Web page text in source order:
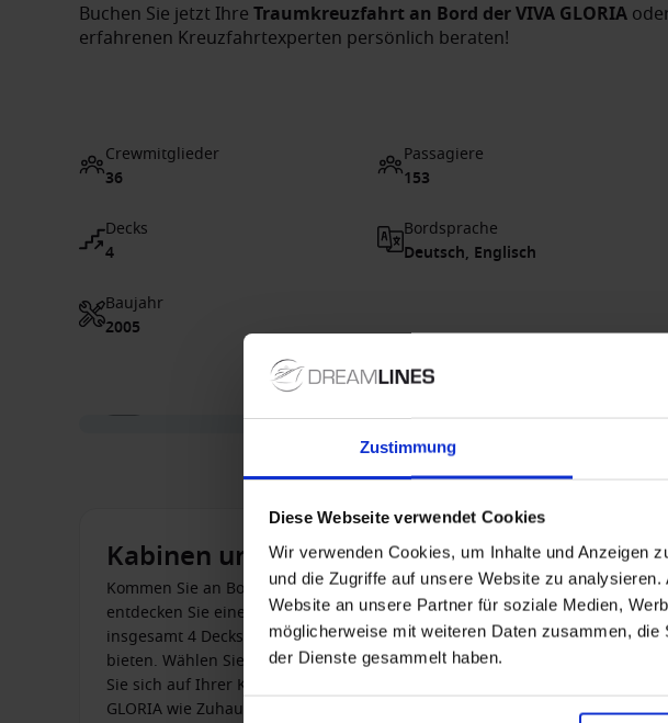
Zustimmung
Diese Webseite verwendet Cookies
Wir verwenden Cookies, um Inhalte und Anzeigen
und die Zugriffe auf unsere Website zu
Website an unsere Partner für soziale Medien,
möglicherweise mit weiteren Daten zusammen,
der Dienste gesammelt haben.
Buchen Sie jetzt Ihre Traumkreuzfahrt an Bord der VIVA GLORIA
erfahrenen Kreuzfahrtexperten persönlich beraten!
Crewmitglieder
36
Passagiere
153
Decks
4
Bordsprache
Deutsch, Englisch
Baujahr
2005
Kabinen und Decks
Kommen Sie an Bord der VIVA GLORIA und
entdecken Sie eine der 6 Kabinenkategorien auf
insgesamt 4 Decks die für 153 Passagiere Platz
bieten. Wählen Sie Ihre Traumkabine und fühlen
Sie sich auf Ihrer Kreuzfahrt an Bord der VIVA
GLORIA wie Zuhause!